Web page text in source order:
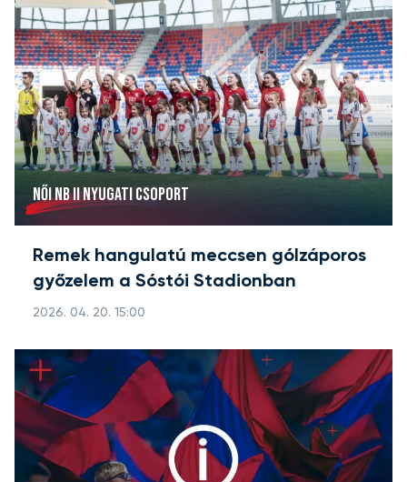
NŐI NB II NYUGATI CSOPORT
Remek hangulatú meccsen gólzáporos
győzelem a Sóstói Stadionban
2026. 04. 20. 15:00